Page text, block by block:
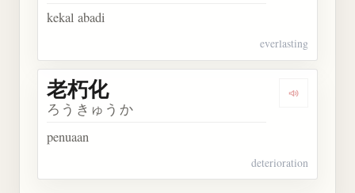
kekal abadi
everlasting
Dengarkan
老朽化
ろうきゅうか
penuaan
deterioration